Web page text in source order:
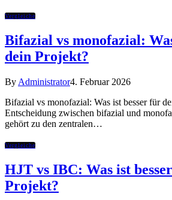
Vergleiche
Bifazial vs monofazial:
dein Projekt?
By Administrator4. Februar 2026
Bifazial vs monofazial: Was ist besser für
Entscheidung zwischen bifazial und
gehört zu den zentralen…
Vergleiche
HJT vs IBC: Was ist
Projekt?